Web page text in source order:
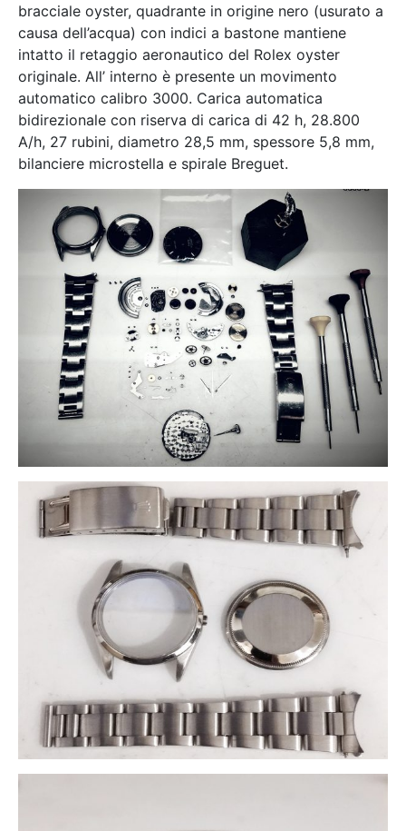
bracciale oyster, quadrante in origine nero (usurato a
causa dell’acqua) con indici a bastone mantiene
intatto il retaggio aeronautico del Rolex oyster
originale. All’ interno è presente un movimento
automatico calibro 3000. Carica automatica
bidirezionale con riserva di carica di 42 h, 28.800
A/h, 27 rubini, diametro 28,5 mm, spessore 5,8 mm,
bilanciere microstella e spirale Breguet.